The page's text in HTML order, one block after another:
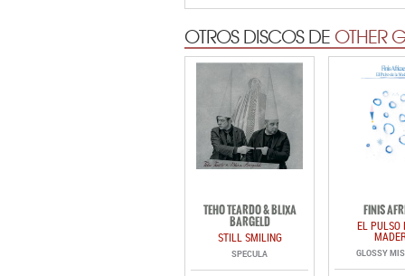
OTROS DISCOS DE OTHER
TEHO TEARDO & BLIXA
BARGELD
STILL SMILING
SPECULA
FINIS
EL PULSO
GLOSSY